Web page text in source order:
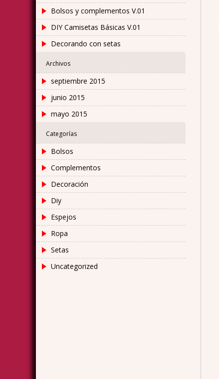
Bolsos y complementos V.01
DIY Camisetas Básicas V.01
Decorando con setas
Archivos
septiembre 2015
junio 2015
mayo 2015
Categorías
Bolsos
Complementos
Decoración
Diy
Espejos
Ropa
Setas
Uncategorized